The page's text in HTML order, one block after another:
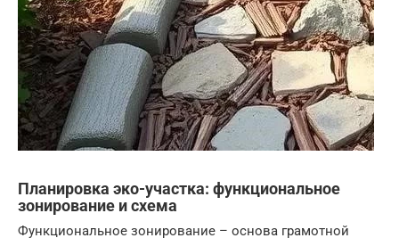
Планировка эко-участка: функциональное
зонирование и схема
Функциональное зонирование – основа грамотной